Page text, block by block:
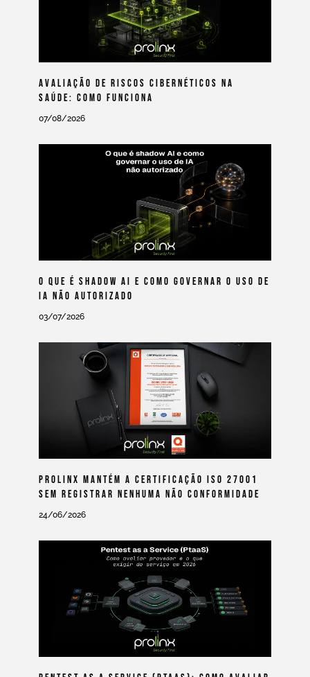
Avaliação De Riscos Cibernéticos Na
Saúde: Como Funciona
07/08/2026
O Que É Shadow AI E Como Governar O Uso De
IA Não Autorizado
03/07/2026
Prolinx Mantém A Certificação ISO 27001
Sem Registrar Nenhuma Não Conformidade
24/06/2026